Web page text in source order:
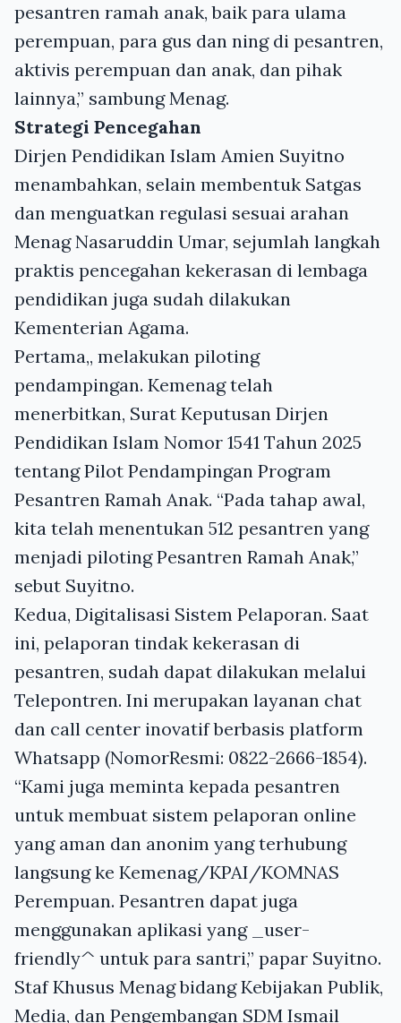
pesantren ramah anak, baik para ulama
perempuan, para gus dan ning di pesantren,
aktivis perempuan dan anak, dan pihak
lainnya,” sambung Menag.
Strategi Pencegahan
Dirjen Pendidikan Islam Amien Suyitno
menambahkan, selain membentuk Satgas
dan menguatkan regulasi sesuai arahan
Menag Nasaruddin Umar, sejumlah langkah
praktis pencegahan kekerasan di lembaga
pendidikan juga sudah dilakukan
Kementerian Agama.
Pertama,, melakukan piloting
pendampingan. Kemenag telah
menerbitkan, Surat Keputusan Dirjen
Pendidikan Islam Nomor 1541 Tahun 2025
tentang Pilot Pendampingan Program
Pesantren Ramah Anak. “Pada tahap awal,
kita telah menentukan 512 pesantren yang
menjadi piloting Pesantren Ramah Anak,”
sebut Suyitno.
Kedua, Digitalisasi Sistem Pelaporan. Saat
ini, pelaporan tindak kekerasan di
pesantren, sudah dapat dilakukan melalui
Telepontren. Ini merupakan layanan chat
dan call center inovatif berbasis platform
Whatsapp (NomorResmi: 0822-2666-1854).
“Kami juga meminta kepada pesantren
untuk membuat sistem pelaporan online
yang aman dan anonim yang terhubung
langsung ke Kemenag/KPAI/KOMNAS
Perempuan. Pesantren dapat juga
menggunakan aplikasi yang _user-
friendly^ untuk para santri,” papar Suyitno.
Staf Khusus Menag bidang Kebijakan Publik,
Media, dan Pengembangan SDM Ismail